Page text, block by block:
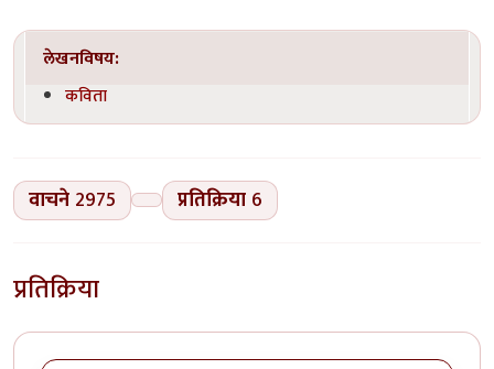
लेखनविषय:
कविता
वाचने 2975 प्रतिक्रिया 6
प्रतिक्रिया